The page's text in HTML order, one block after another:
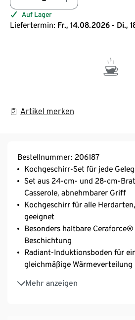
Auf Lager
Liefertermin: Fr., 14.08.2026 - Di.,
Artikel merken
Bestellnummer: 206187
Kochgeschirr-Set für jede
Set aus 24-cm- und 28-cm-
Casserole, abnehmbarer Griff
Kochgeschirr für alle
geeignet
Besonders haltbare
Beschichtung
Radiant-Induktionsboden für
gleichmäßige Wärmeverteilung
Mehr anzeigen
Ohne Griff hitzebeständig bis
Griff mit Silikoneinlagen